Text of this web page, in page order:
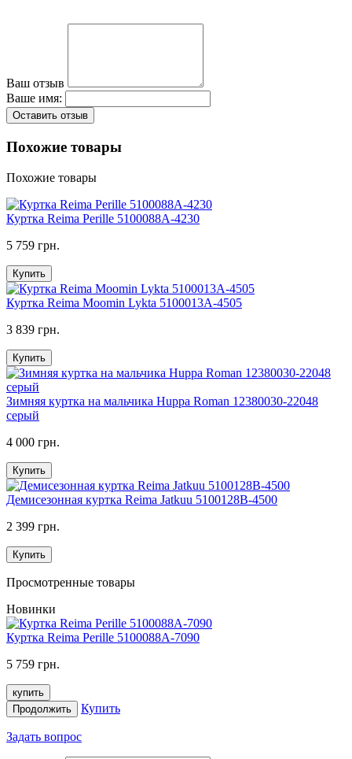
Ваш отзыв
Ваше имя:
Оставить отзыв
Похожие товары
Похожие товары
Куртка Reima Perille 5100088A-4230
5 759 грн.
Купить
Куртка Reima Moomin Lykta 5100013A-4505
3 839 грн.
Купить
Зимняя куртка на мальчика Huppa Roman 12380030-22048
серый
4 000 грн.
Купить
Демисезонная куртка Reima Jatkuu 5100128B-4500
2 399 грн.
Купить
Просмотренные товары
Новинки
Куртка Reima Perille 5100088A-7090
5 759 грн.
купить
Продолжить
Купить
Задать вопрос